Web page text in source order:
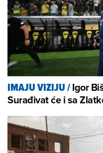
IMAJU VIZIJU/Igor
Surađivat će i sa